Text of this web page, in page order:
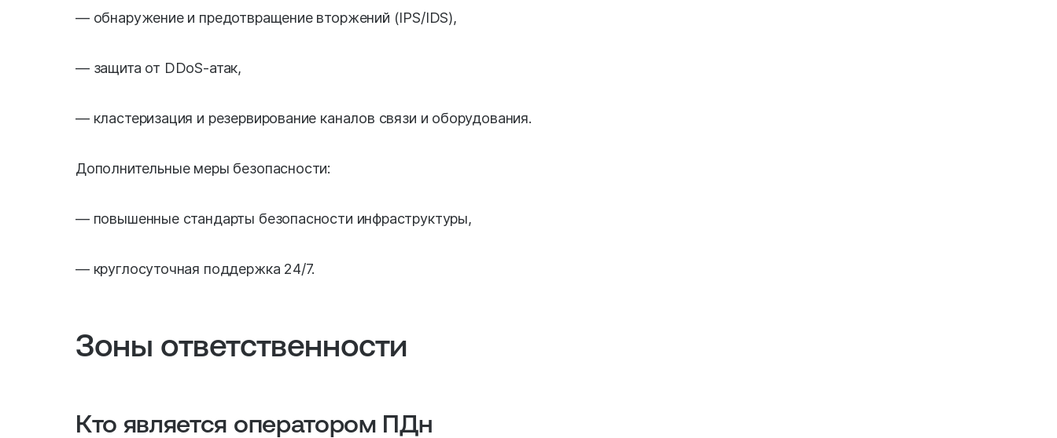
— обнаружение и предотвращение вторжений (IPS/IDS),
— защита от DDoS-атак,
— кластеризация и резервирование каналов связи и оборудования.
Дополнительные меры безопасности:
— повышенные стандарты безопасности инфраструктуры,
— круглосуточная поддержка 24/7.
Зоны ответственности
Кто является оператором ПДн